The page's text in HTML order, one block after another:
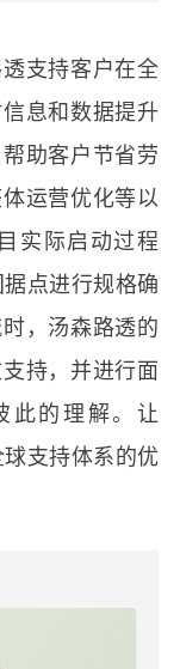
支持客户在全
息和数据提升
助客户节省劳
运营优化等以
实际启动过程
据点进行规格确
，汤森路透的
持，并进行面
此的理解。让
球支持体系的优